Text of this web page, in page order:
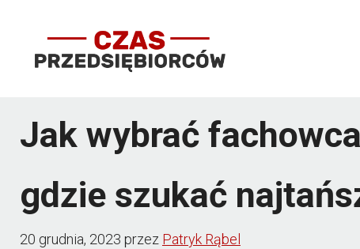
Jak wybrać
gdzie szukać
20 grudnia, 2023 przez Patryk Rąbel